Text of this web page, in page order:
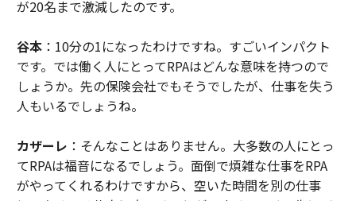
が20名まで激減したのです。
谷本：10分の1になったわけですね。すごいインパクト
です。では働く人にとってRPAはどんな意味を持つので
しょうか。先の保険会社でもそうでしたが、仕事を失う
人もいるでしょうね。
カザーレ ：そんなことはありません。大多数の人にとっ
てRPAは福音になるでしょう。面倒で煩雑な仕事をRPA
がやってくれるわけですから、空いた時間を別の仕事